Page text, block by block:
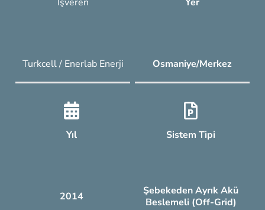
Turkcell / Enerlab Enerji Osmaniye/Merkez
Yıl
2014
Sistem Tipi
Şebekeden Ayrık Akü
Beslemeli (Off-Grid)